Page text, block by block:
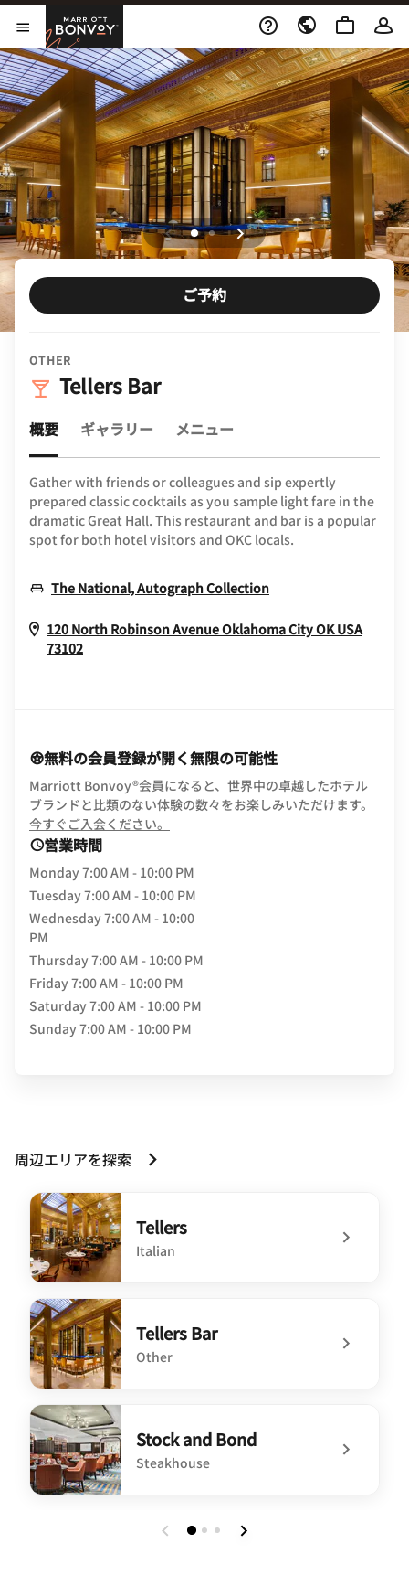
Skip to Content
メニューを開く
Marriott Bonvoy
OTHER
Tellers Bar
ご予約
概要 ギャラリー メニュー
Gather with friends or colleagues and sip expertly
prepared classic cocktails as you sample light fare in the
dramatic Great Hall. This restaurant and bar is a popular
spot for both hotel visitors and OKC locals.
The National, Autograph CollectionOpens In New
120 North Robinson AvenueOklahoma CityOK USA
73102Opens In New Window
無料の会員登録が開く無限の可能性
Marriott Bonvoy®会員になると、世界中の卓越したホテル
ブランドと比類のない体験の数々をお楽しみいただけます。
今すぐご入会ください。
営業時間
Monday7:00 AM - 10:00 PM
Tuesday7:00 AM - 10:00 PM
Wednesday7:00 AM - 10:00
PM
Thursday7:00 AM - 10:00 PM
Friday7:00 AM - 10:00 PM
Saturday7:00 AM - 10:00 PM
Sunday7:00 AM - 10:00 PM
周辺エリアを探索
Tellers
Italian
undefined Tellers
Tellers Bar
Other
undefined Tellers Bar
Stock and Bond
Steakhouse
undefined Stock and Bond